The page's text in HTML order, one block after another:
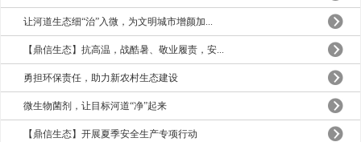
让河道生态细“治”入微，为文明城市增颜加...
【鼎信生态】抗高温，战酷暑、敬业履责，安...
勇担环保责任，助力新农村生态建设
微生物菌剂，让目标河道“净”起来
【鼎信生态】开展夏季安全生产专项行动